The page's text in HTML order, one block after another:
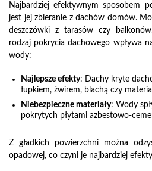
Najbardziej efektywnym sposobem
jest jej zbieranie z dachów domów.
deszczówki z tarasów czy
rodzaj pokrycia dachowego wpływa
wody:
Najlepsze efekty: Dachy kryte
łupkiem, żwirem, blachą czy
Niebezpieczne materiały: Wody
pokrytych płytami azbestowo-
Z gładkich powierzchni można
opadowej, co czyni je najbardziej